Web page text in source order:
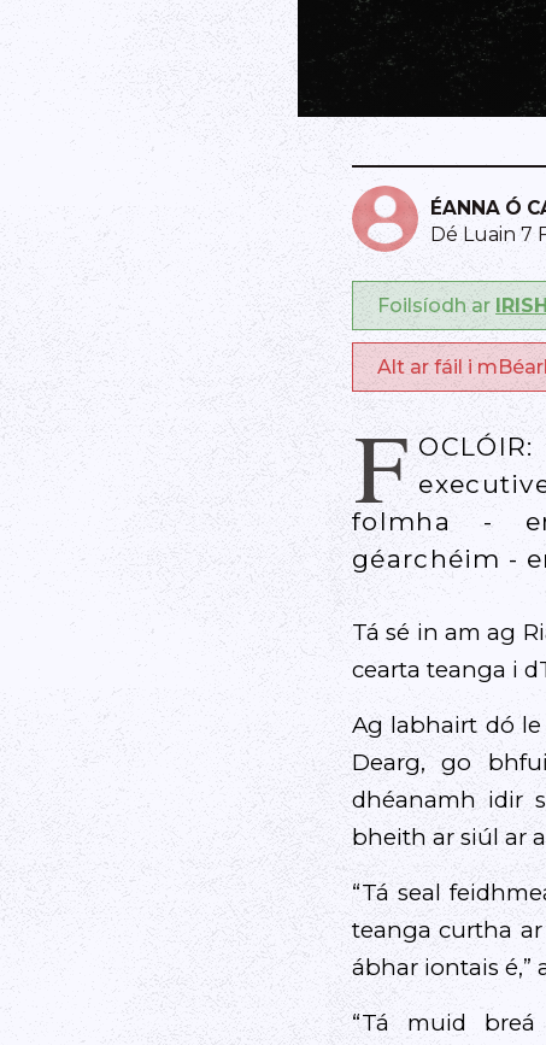
ÉANNA Ó
Dé Luain 7
Foilsíodh ar
Alt ar fáil i
F
folmha -
géarchéim -
Tá sé in am ag
cearta teanga i
Ag labhairt dó
Dearg, go
dhéanamh idir
bheith ar siúl ar
“Tá seal
teanga curtha
ábhar iontais é,”
“Tá muid